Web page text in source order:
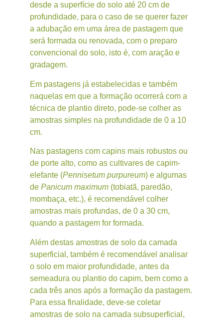
desde a superfície do solo até 20 cm de
profundidade, para o caso de se querer fazer
a adubação em uma área de pastagem que
será formada ou renovada, com o preparo
convencional do solo, isto é, com aração e
gradagem.
Em pastagens já estabelecidas e também
naquelas em que a formação ocorrerá com a
técnica de plantio direto, pode-se colher as
amostras simples na profundidade de 0 a 10
cm.
Nas pastagens com capins mais robustos ou
de porte alto, como as cultivares de capim-
elefante (Pennisetum purpureum) e algumas
de Panicum maximum (tobiatã, paredão,
mombaça, etc.), é recomendável colher
amostras mais profundas, de 0 a 30 cm,
quando a pastagem for formada.
Além destas amostras de solo da camada
superficial, também é recomendável analisar
o solo em maior profundidade, antes da
semeadura ou plantio do capim, bem como a
cada três anos após a formação da pastagem.
Para essa finalidade, deve-se coletar
amostras de solo na camada subsuperficial,